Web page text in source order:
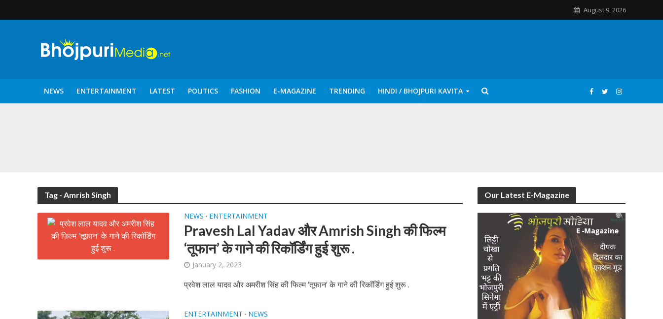
August 9, 2026
NEWS ENTERTAINMENT LATEST POLITICS FASHION E-MAGAZINE TRENDING HINDI / BHOJPURI KAVITA
Tag - Amrish Singh
NEWS • ENTERTAINMENT
Pravesh Lal Yadav और Amrish Singh की फिल्म
‘तूफान’ के गाने की रिकॉर्डिंग हुई शुरू .
January 2, 2023
प्रवेश लाल यादव और अमरीश सिंह की फिल्म ‘तूफान’ के गाने की रिकॉर्डिंग हुई शुरू .
ENTERTAINMENT • NEWS
Our Latest E-Magazine